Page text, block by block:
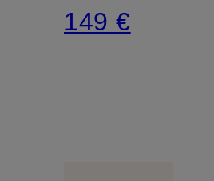
149 €